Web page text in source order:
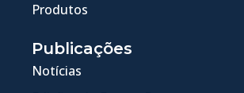
Produtos
Publicações
Notícias